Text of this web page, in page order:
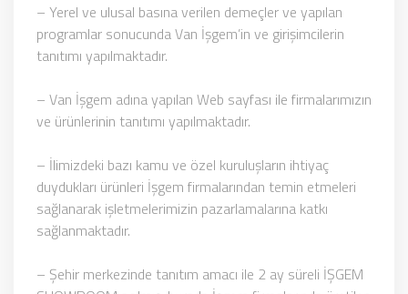
– Yerel ve ulusal basına verilen demeçler ve yapılan
programlar sonucunda Van İşgem’in ve girişimcilerin
tanıtımı yapılmaktadır.
– Van İşgem adına yapılan Web sayfası ile firmalarımızın
ve ürünlerinin tanıtımı yapılmaktadır.
– İlimizdeki bazı kamu ve özel kuruluşların ihtiyaç
duydukları ürünleri İşgem firmalarından temin etmeleri
sağlanarak işletmelerimizin pazarlamalarına katkı
sağlanmaktadır.
– Şehir merkezinde tanıtım amacı ile 2 ay süreli İŞGEM